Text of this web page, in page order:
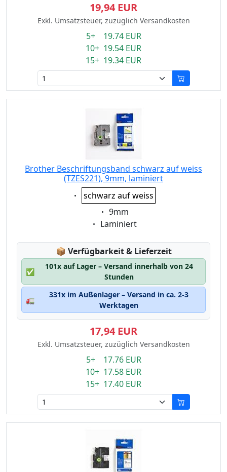
19,94 EUR
Exkl. Umsatzsteuer, zuzüglich Versandkosten
5+ 19.74 EUR
10+ 19.54 EUR
15+ 19.34 EUR
Brother Beschriftungsband schwarz auf weiss
(TZES221), 9mm, laminiert
Eigenschaft:
schwarz auf weiss
Eigenschaft:
9mm
Eigenschaft:
Laminiert
📦 Lagerstatus:
Verfügbarkeit & Lieferzeit
✅
101x auf Lager – Versand innerhalb von 24
Stunden
🚛
331x im Außenlager – Versand in ca. 2-3
Werktagen
17,94 EUR
Exkl. Umsatzsteuer, zuzüglich Versandkosten
5+ 17.76 EUR
10+ 17.58 EUR
15+ 17.40 EUR